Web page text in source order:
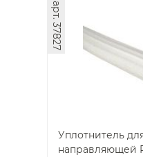
Уплотнитель
направляющей
арт. 37827